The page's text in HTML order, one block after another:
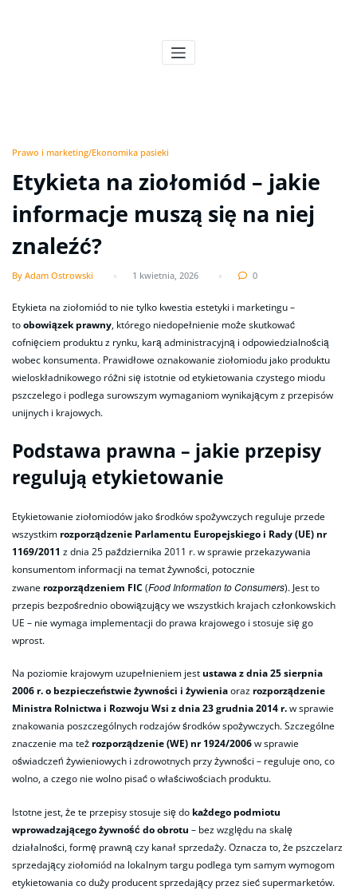
Prawo i marketing/Ekonomika pasieki
Etykieta na ziołomiód – jakie
informacje muszą się na niej
znaleźć?
By Adam Ostrowski 1 kwietnia, 2026 0
Etykieta na ziołomiód to nie tylko kwestia estetyki i marketingu –
toobowiązek prawny, którego niedopełnienie może skutkować
cofnięciem produktu z rynku, karą administracyjną i odpowiedzialnością
wobec konsumenta. Prawidłowe oznakowanie ziołomiodu jako produktu
wieloskładnikowego różni się istotnie od etykietowania czystego miodu
pszczelego i podlega surowszym wymaganiom wynikającym z przepisów
unijnych i krajowych.
Podstawa prawna – jakie przepisy
regulują etykietowanie
Etykietowanie ziołomiodów jako środków spożywczych reguluje przede
wszystkim rozporządzenie Parlamentu Europejskiego i Rady (UE) nr
1169/2011 z dnia 25 października 2011 r. w sprawie przekazywania
konsumentom informacji na temat żywności, potocznie
zwane rozporządzeniem FIC (Food Information to Consumers). Jest to
przepis bezpośrednio obowiązujący we wszystkich krajach członkowskich
UE – nie wymaga implementacji do prawa krajowego i stosuje się go
wprost.
Na poziomie krajowym uzupełnieniem jestustawa z dnia 25 sierpnia
2006 r. o bezpieczeństwie żywności i żywieniaoraz rozporządzenie
Ministra Rolnictwa i Rozwoju Wsi z dnia 23 grudnia 2014 r.w sprawie
znakowania poszczególnych rodzajów środków spożywczych. Szczególne
znaczenie ma też rozporządzenie (WE) nr 1924/2006w sprawie
oświadczeń żywieniowych i zdrowotnych przy żywności – reguluje ono, co
wolno, a czego nie wolno pisać o właściwościach produktu.
Istotne jest, że te przepisy stosuje się do każdego podmiotu
wprowadzającego żywność do obrotu – bez względu na skalę
działalności, formę prawną czy kanał sprzedaży. Oznacza to, że pszczelarz
sprzedający ziołomiód na lokalnym targu podlega tym samym wymogom
etykietowania co duży producent sprzedający przez sieć supermarketów.